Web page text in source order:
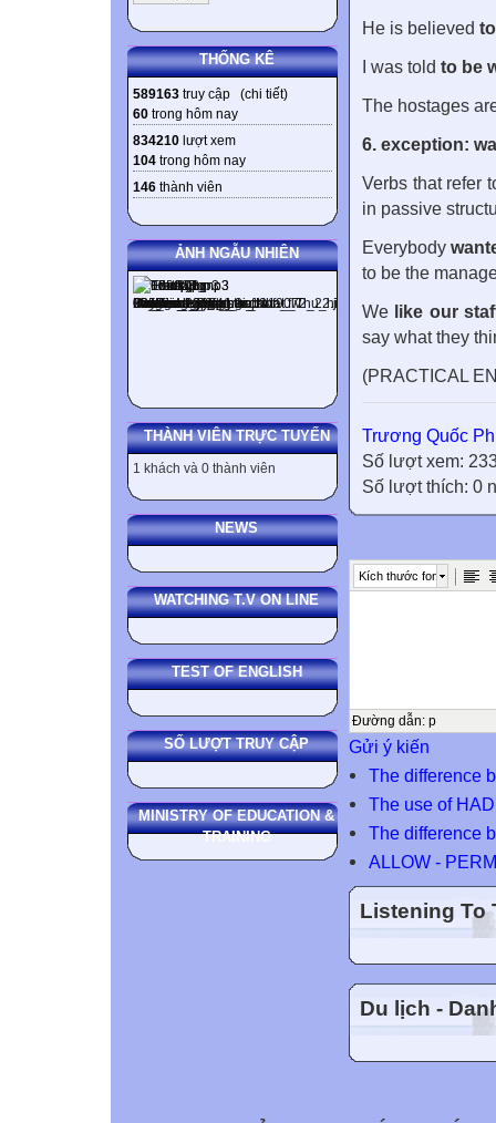
THỐNG KÊ
589163 truy cập (chi tiết)
60 trong hôm nay
834210 lượt xem
104 trong hôm nay
146 thành viên
ẢNH NGẪU NHIÊN
THÀNH VIÊN TRỰC TUYẾN
1 khách và 0 thành viên
NEWS
WATCHING T.V ON LINE
TEST OF ENGLISH
SỐ LƯỢT TRUY CẬP
MINISTRY OF EDUCATION &
TRAINING
He is believed
I was told to be
The hostages
6. exception:
Verbs that refer
in passive
Everybody
to be the
We like our
say what they
(PRACTICAL
Trương Quốc
Số lượt xem:
Số lượt thích: 0
Kích thước font
Đường dẫn: p
Gửi ý kiến
The difference
The use of
The difference
ALLOW -
Listening To
Du lịch -